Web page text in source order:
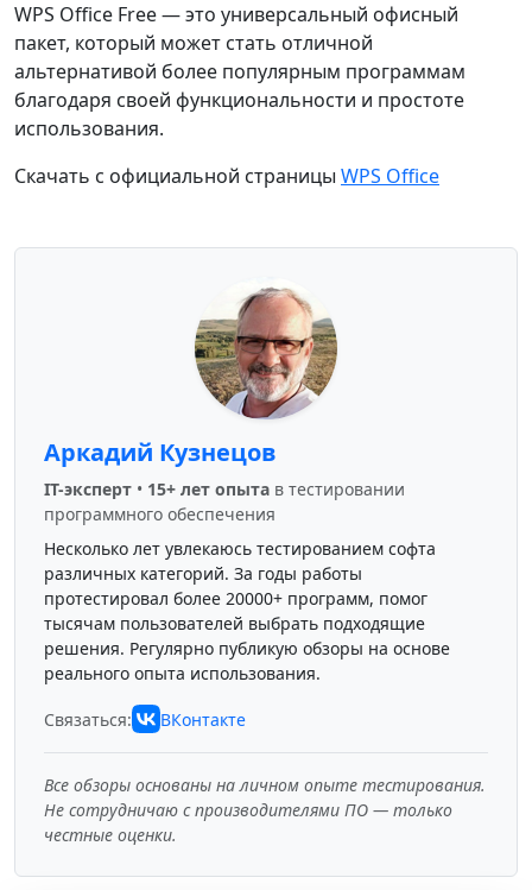
WPS Office Free — это универсальный офисный
пакет, который может стать отличной
альтернативой более популярным программам
благодаря своей функциональности и простоте
использования.
Скачать с официальной страницы WPS Office
Аркадий Кузнецов
IT-эксперт • 15+ лет опыта в тестировании
программного обеспечения
Несколько лет увлекаюсь тестированием софта
различных категорий. За годы работы
протестировал более 20000+ программ, помог
тысячам пользователей выбрать подходящие
решения. Регулярно публикую обзоры на основе
реального опыта использования.
Связаться: ВКонтакте
Все обзоры основаны на личном опыте тестирования.
Не сотрудничаю с производителями ПО — только
честные оценки.